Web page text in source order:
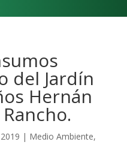
del Jardín
Hernán
| Medio Ambiente,